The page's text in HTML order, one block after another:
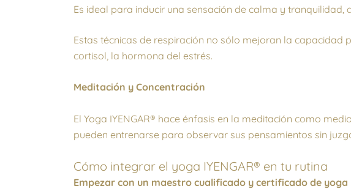
Es ideal para inducir una sensación de calma y
Estas técnicas de respiración no sólo mejoran la
cortisol, la hormona del estrés.
Meditación y Concentración
El Yoga IYENGAR® hace énfasis en la meditación como
pueden entrenarse para observar sus pensamientos sin
Cómo integrar el yoga IYENGAR® en tu rutina
Empezar con un maestro cualificado y certificado de yoga